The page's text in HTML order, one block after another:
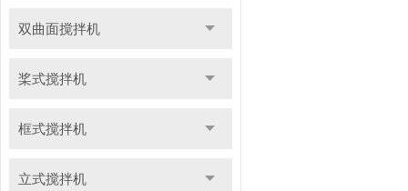
双曲面搅拌机
桨式搅拌机
框式搅拌机
立式搅拌机